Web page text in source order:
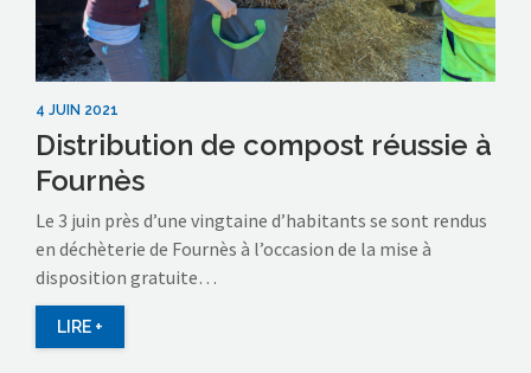
4 JUIN 2021
Distribution de compost réussie à
Fournès
Le 3 juin près d’une vingtaine d’habitants se sont rendus
en déchèterie de Fournès à l’occasion de la mise à
disposition gratuite…
LIRE +